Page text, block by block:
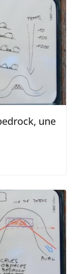
une